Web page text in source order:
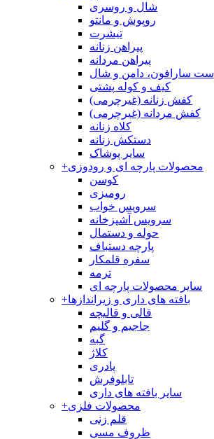
شال و روسری
روپوش و مانتو
تیشرت
پیراهن زنانه
پیراهن مردانه
ست سارافون، دامن و شال
کیف و کوله پشتی
کفش زنانه (غیرچرمی)
کفش مردانه (غیرچرمی)
کلاه زنانه
دستکش زنانه
سایر پوشاک
+محصولات پارچه ای و رودوزی
کوسن
رومیزی
سرویس خواب
سرویس آشپزخانه
حوله و دستمال
پارچه دستباف
سفره قلمکار
ترمه
سایر محصولات پارچه ای
+بافته های داری و زیراندازها
قالی و قالیچه
جاجیم و گلیم
گبه
کلاژ
پادری
تابلوفرش
سایر بافته های داری
+محصولات فلزی
قلم زنی
ظروف مسی